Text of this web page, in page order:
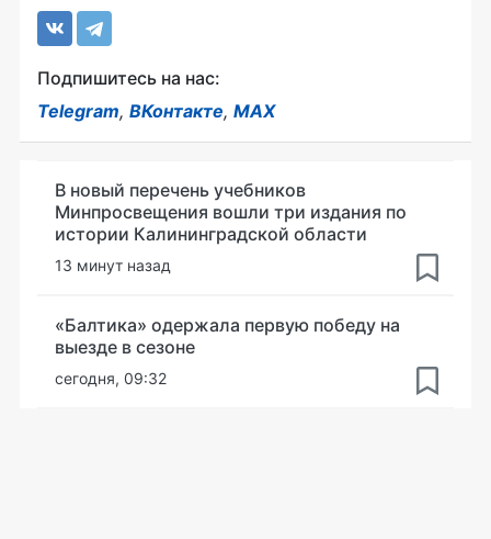
Подпишитесь на нас:
Telegram, ВКонтакте, MAX
В новый перечень учебников
Минпросвещения вошли три издания по
истории Калининградской области
13 минут назад
«Балтика» одержала первую победу на
выезде в сезоне
сегодня, 09:32